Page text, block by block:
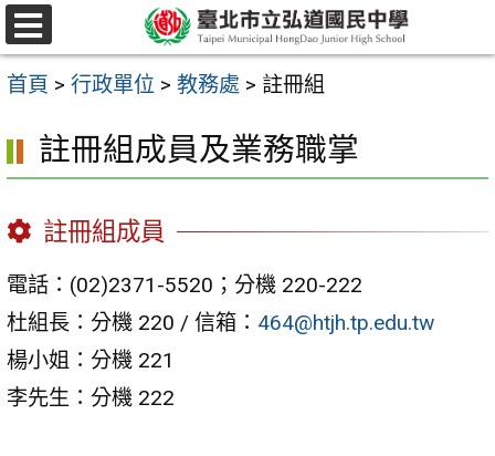
跳
至
主
內
區
選
單
首頁 > 行政單位 > 教務處 > 註冊組
註冊組成員及業務職掌
註冊組成員
電話：(02)2371-5520；分機 220-222
杜組長：分機 220 / 信箱： 464@htjh.tp.edu.tw
楊小姐：分機 221
李先生：分機 222